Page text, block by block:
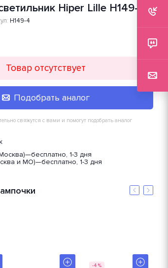
Hiper Lille H149-4
H149-4
Товар отсутствует
Подобрать аналог
свяжутся с вами и помогут подобрать аналог
—бесплатно, 1-3 дня
и МО)—бесплатно, 1-3 дня
-4%